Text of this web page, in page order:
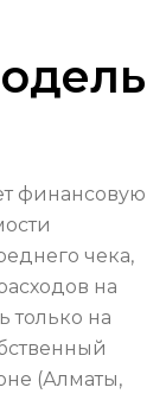
финансовую
чека,
на
только на
(Алматы,